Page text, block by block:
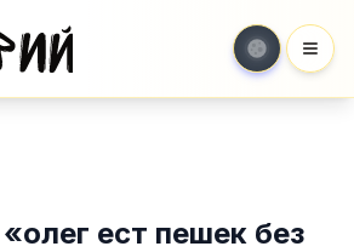
«олег ест пешек без